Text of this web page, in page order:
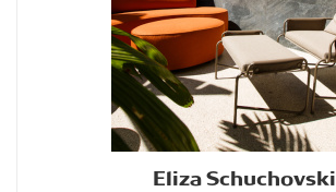
Eliza Schuchovski